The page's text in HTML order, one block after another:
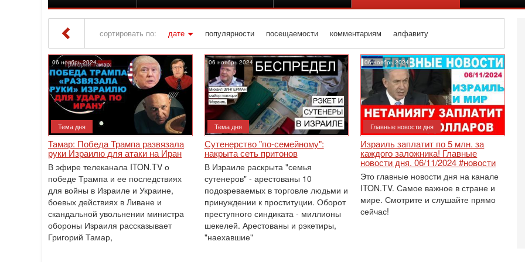
сортировать по: дате популярности посещаемости комментариям алфавиту
Iton TV » Материалы за 06.11.2024
06 ноябрь 2024
Тема дня
Тамар: Победа Трампа развязала
руки Израилю для атаки на Иран
В эфире телеканала ITON.TV о
победе Трампа и ее последствиях
для войны в Израиле и Украине,
боевых действиях в Ливане и
скандальной увольнении министра
обороны Израиля рассказывает
Григорий Тамар,
06 ноябрь 2024
Тема дня
Сутенерство "по-семейному":
накрыта сеть притонов
В Израиле раскрыта "семья
сутенеров" - арестованы 10
подозреваемых в торговле людьми и
принуждении к проституции. Оборот
преступного синдиката - миллионы
шекелей. Арестованы и рэкетиры,
"наехавшие"
06 ноябрь 2024
Главные новости дня
Израиль заплатит по 5 млн. за
каждого заложника! Главные
новости дня. 06/11/2024 #новости
Это главные новости дня на канале
ITON.TV. Самое важное в стране и
мире. Смотрите и слушайте прямо
сейчас!